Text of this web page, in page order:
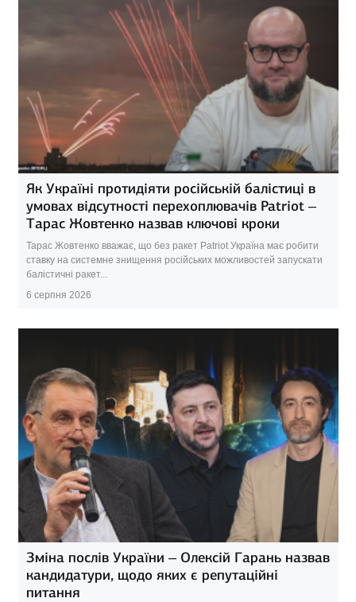
Як Україні протидіяти російській балістиці в
умовах відсутності перехоплювачів Patriot –
Тарас Жовтенко назвав ключові кроки
Тарас Жовтенко вважає, що без ракет Patriot Україна має робити
ставку на системне знищення російських можливостей запускати
балістичні ракет...
6 серпня 2026
Зміна послів України – Олексій Гарань назвав
кандидатури, щодо яких є репутаційні
питання